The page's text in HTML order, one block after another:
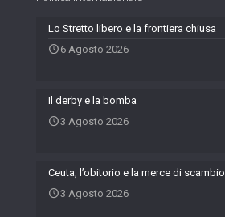
Lo Stretto libero e la frontiera chiusa
6 Agosto 2026
Il derby e la bomba
3 Agosto 2026
Ceuta, l’obitorio e la merce di scambio
3 Agosto 2026